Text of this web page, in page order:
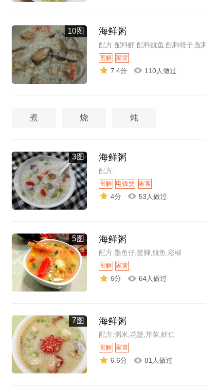
10图 海鲜粥
配方:配料虾,配料鱿鱼,配料蛏子,配料带
图解 家常
7.4分 110人做过
煮 烧 炖
3图 海鲜粥
配方:
图解 电饭煲 家常
4分 53人做过
5图 海鲜粥
配方:墨鱼仔,蟹脚,鱿鱼,彩椒
图解 家常
6分 64人做过
7图 海鲜粥
配方:粥米,花蟹,芹菜,虾仁
图解 家常
6.6分 81人做过